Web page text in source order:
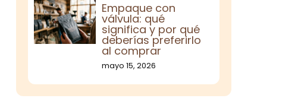
Empaque con
válvula: qué
significa y por qué
deberías preferirlo
al comprar
mayo 15, 2026